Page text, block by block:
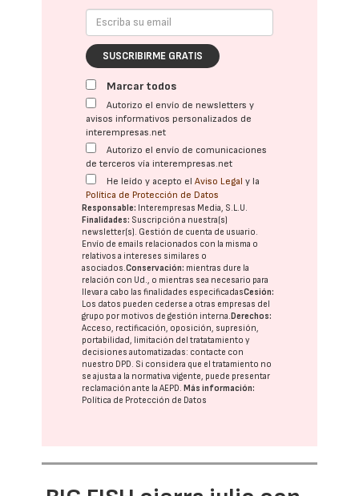
SUSCRIBIRME GRATIS
Marcar todos
Autorizo el envío de newsletters y
avisos informativos personalizados de
interempresas.net
Autorizo el envío de comunicaciones
de terceros vía interempresas.net
He leído y acepto elAviso Legal y la
Política de Protección de Datos
Responsable: Interempresas Media, S.L.U.
Finalidades: Suscripción a nuestra(s)
newsletter(s). Gestión de cuenta de usuario.
Envío de emails relacionados con la misma o
relativos a intereses similares o
asociados.Conservación: mientras dure la
relación con Ud., o mientras sea necesario para
llevar a cabo las finalidades especificadasCesión:
Los datos pueden cederse a otras empresas del
grupo por motivos de gestión interna.Derechos:
Acceso, rectificación, oposición, supresión,
portabilidad, limitación del tratatamiento y
decisiones automatizadas: contacte con
nuestro DPD. Si considera que el tratamiento no
se ajusta a la normativa vigente, puede presentar
reclamación ante laAEPD.Más información:
Política de Protección de Datos